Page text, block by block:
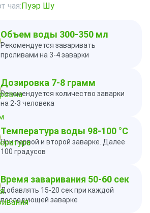
чая:Пуэр Шу
Объем воды 300-350 мл
Рекомендуется заваривать
проливами на 3-4 заварки
Дозировка 7-8 грамм
Рекомендуется количество заварки
на 2-3 человека
Температура воды 98-100 °C
При первой и второй заварке. Далее
100 градусов
Время заваривания 50-60 сек
Добавлять 15-20 сек при каждой
последующей заварке